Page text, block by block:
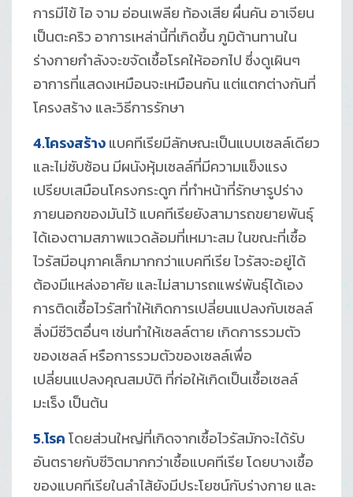
การมีไข้ ไอ จาม อ่อนเพลีย ท้องเสีย ผื่นคัน อาเจียน
เป็นตะคริว อาการเหล่านี้ที่เกิดขึ้น ภูมิต้านทานใน
ร่างกายกำลังจะขจัดเชื้อโรคให้ออกไป ซึ่งดูเผินๆ
อาการที่แสดงเหมือนจะเหมือนกัน แต่แตกต่างกันที่
โครงสร้าง และวิธีการรักษา
4.โครงสร้างแบคทีเรียมีลักษณะเป็นแบบเซลล์เดียว
และไม่ซับซ้อน มีผนังหุ้มเซลล์ที่มีความแข็งแรง
เปรียบเสมือนโครงกระดูก ที่ทำหน้าที่รักษารูปร่าง
ภายนอกของมันไว้ แบคทีเรียยังสามารถขยายพันธุ์
ได้เองตามสภาพแวดล้อมที่เหมาะสม ในขณะที่เชื้อ
ไวรัสมีอนุภาคเล็กมากกว่าแบคทีเรีย ไวรัสจะอยู่ได้
ต้องมีแหล่งอาศัย และไม่สามารถแพร่พันธุ์ได้เอง
การติดเชื้อไวรัสทำให้เกิดการเปลี่ยนแปลงกับเซลล์
สิ่งมีชีวิตอื่นๆ เช่นทำให้เซลล์ตาย เกิดการรวมตัว
ของเซลล์ หรือการรวมตัวของเซลล์เพื่อ
เปลี่ยนแปลงคุณสมบัติ ที่ก่อให้เกิดเป็นเชื้อเซลล์
มะเร็ง เป็นต้น
5.โรคโดยส่วนใหญ่ที่เกิดจากเชื้อไวรัสมักจะได้รับ
อันตรายกับชีวิตมากกว่าเชื้อแบคทีเรีย โดยบางเชื้อ
ของแบคทีเรียในลำไส้ยังมีประโยชน์กับร่างกาย และ